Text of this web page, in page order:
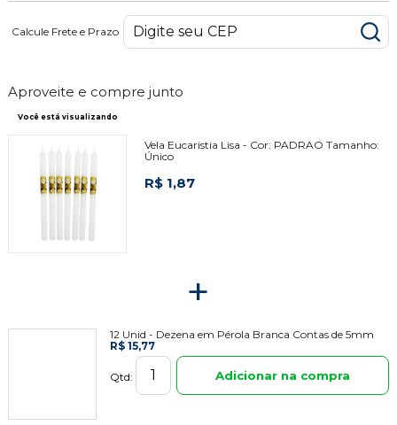
Calcule Frete e Prazo
Aproveite e compre junto
Você está visualizando
Vela Eucaristia Lisa - Cor: PADRAO Tamanho:
Único
R$ 1,87
+
12 Unid - Dezena em Pérola Branca Contas de 5mm
R$ 15,77
Qtd: Adicionar na compra